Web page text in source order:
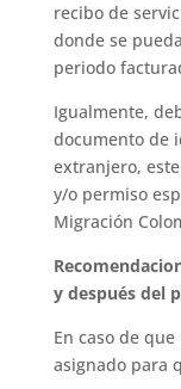
recibo de
donde se
periodo
Igualmente,
documento de
extranjero,
y/o permiso
Migración
y después del
En caso de
asignado para